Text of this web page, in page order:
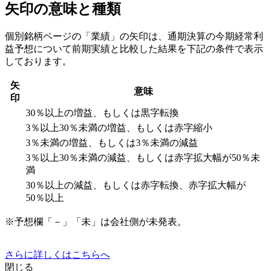
矢印の意味と種類
個別銘柄ページの「業績」の矢印は、通期決算の今期経常利
益予想について前期実績と比較した結果を下記の条件で表示
しております。
矢
印
意味
30％以上の増益、もしくは黒字転換
3％以上30％未満の増益、もしくは赤字縮小
3％未満の増益、もしくは3％未満の減益
3％以上30％未満の減益、もしくは赤字拡大幅が50％未
満
30％以上の減益、もしくは赤字転換、赤字拡大幅が
50％以上
※予想欄「－」「未」は会社側が未発表。
さらに詳しくはこちらへ
閉じる